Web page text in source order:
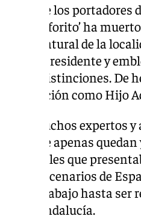
Uno de los portadores
‘Fosforito’ ha
era natural de la
era residente y
distinciones. De
la distinción como Hijo
para muchos expertos
del que apenas
los avales que
y escenarios de
desde abajo hasta
en Andalucía.